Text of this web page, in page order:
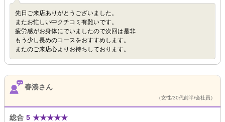
先日ご来店ありがとうございました。
またお忙しい中クチコミ有難いです。
疲労感がお身体にでいましたので次回は是非
もう少し長めのコースをおすすめします。
またのご来店心よりお待ちしております。
春湊さん
（女性/30代前半/会社員）
総合 5 ★★★★★